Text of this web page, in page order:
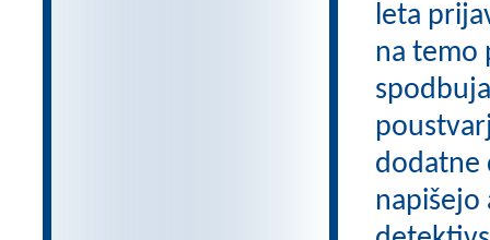
leta
na temo
dodatne
napišejo